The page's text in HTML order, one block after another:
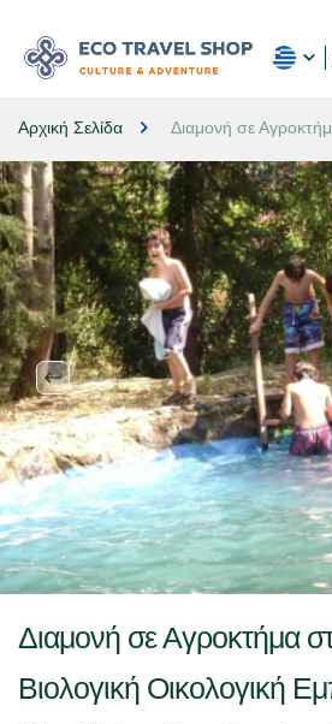
Αρχική Σελίδα Διαμονή σε
Διαμονή σε Αγροκτήμα
Βιολογική Οικολογική